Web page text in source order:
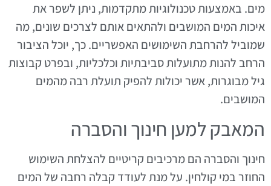
מים. באמצעות טכנולוגיות מתקדמות, ניתן לשפר את
איכות המים המושבים ולהתאים אותם לצרכים שונים, מה
שמוביל להרחבת השימושים האפשריים. כך, יוכל הציבור
הרחב להנות מתועלות סביבתיות וכלכליות, ובפרט קבוצות
גיל מבוגרות, אשר יכולות להפיק תועלת רבה מהמים
המושבים.
המאבק למען חינוך והסברה
חינוך והסברה הם מרכיבים קריטיים להצלחת השימוש
החוזר במי קולחין. על מנת לעודד קבלה רחבה של המים